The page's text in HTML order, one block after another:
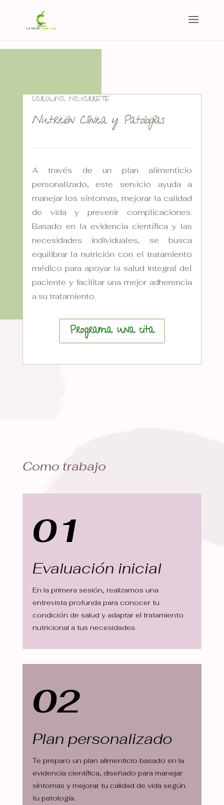
CAROLINA NAVARRETE
Nutrición Clínica y Patologías
A través de un plan alimenticio
personalizado, este servicio ayuda a
manejar los síntomas, mejorar la calidad
de vida y prevenir complicaciones.
Basado en la evidencia científica y las
necesidades individuales, se busca
equilibrar la nutrición con el tratamiento
médico para apoyar la salud integral del
paciente y facilitar una mejor adherencia
a su tratamiento.
Programa una cita
Como trabajo
01
Evaluación inicial
En la primera sesión, realizamos una
entrevista profunda para conocer tu
condición de salud y adaptar el tratamiento
nutricional a tus necesidades.
02
Plan personalizado
Te preparo un plan alimenticio basado en la
evidencia científica, diseñado para manejar
síntomas y mejorar tu calidad de vida según
tu patología.